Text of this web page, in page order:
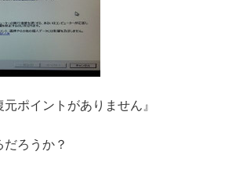
ポイントがありません』
ろうか？